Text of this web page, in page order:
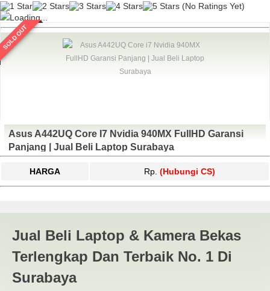
(No Ratings Yet)
Loading...
SOLD OUT
Asus A442UQ Core I7 Nvidia 940MX FullHD Garansi
Panjang | Jual Beli Laptop Surabaya
HARGA Rp. (Hubungi CS)
BEKAS | JUAL BELI LAPTOP
BEKAS | SURABAYA
Jual Beli Laptop & Kamera Bekas
Terlengkap Dan Terbaik No. 1 Di
Surabaya